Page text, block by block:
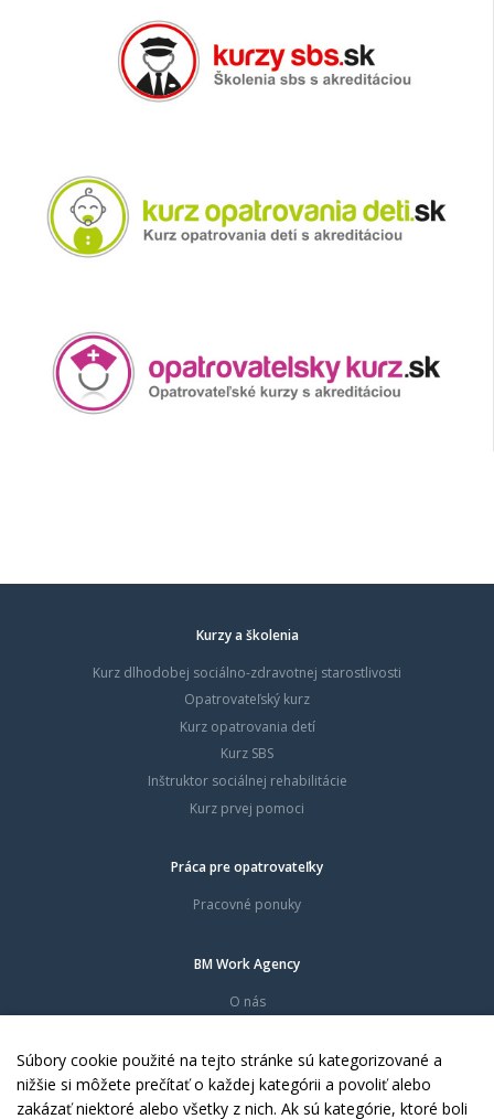
Kurzy a školenia
Kurz dlhodobej sociálno-zdravotnej starostlivosti
Opatrovateľský kurz
Kurz opatrovania detí
Kurz SBS
Inštruktor sociálnej rehabilitácie
Kurz prvej pomoci
Práca pre opatrovateľky
Pracovné ponuky
BM Work Agency
O nás
Dokumenty
Kontakty
Súbory cookie použité na tejto stránke sú kategorizované a
nižšie si môžete prečítať o každej kategórii a povoliť alebo
zakázať niektoré alebo všetky z nich. Ak sú kategórie, ktoré boli